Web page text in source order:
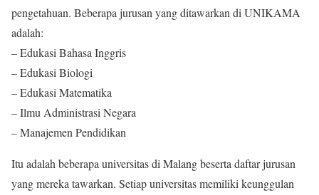
pengetahuan. Beberapa jurusan yang ditawarkan di UNIKAMA
adalah:
– Edukasi Bahasa Inggris
– Edukasi Biologi
– Edukasi Matematika
– Ilmu Administrasi Negara
– Manajemen Pendidikan
Itu adalah beberapa universitas di Malang beserta daftar jurusan
yang mereka tawarkan. Setiap universitas memiliki keunggulan